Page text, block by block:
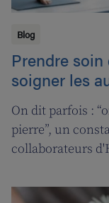
Blog
Prendre
soigner les
On dit parfois :
pierre”, un
collaborateurs
pourquoi nous